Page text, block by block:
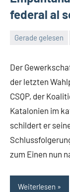
federal al
Gerade gelesen
Der
der letzten
CSQP, der
Katalonien im
schildert er
zum Einen nun
Weiterlesen